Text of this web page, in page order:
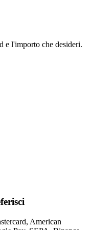
e l'importo che desideri.
American